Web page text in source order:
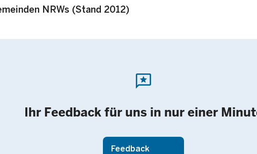
NRWs (Stand 2012)
reviews
Ihr Feedback für uns in nur einer
Feedback